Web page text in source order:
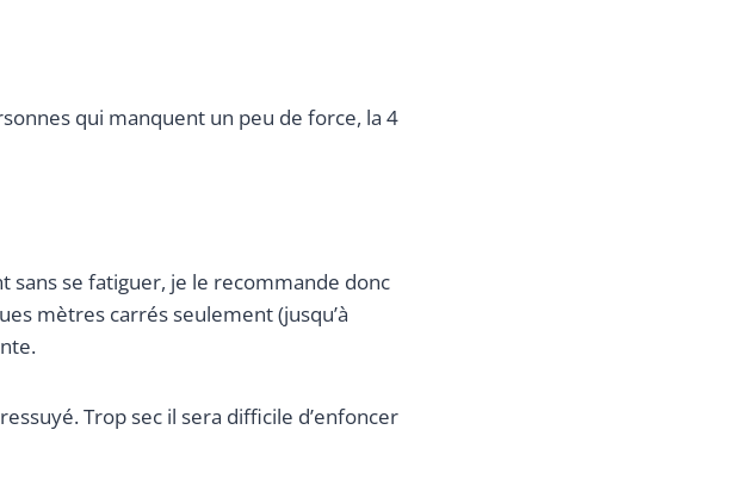
qui manquent un peu de force, la 4
se fatiguer, je le recommande donc
mètres carrés seulement (jusqu’à
Trop sec il sera difficile d’enfoncer